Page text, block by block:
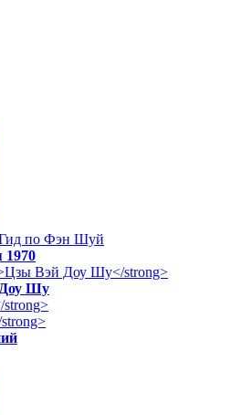
по Фэн Шуй
1970
Шу